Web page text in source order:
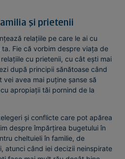
și prietenii
relațiile pe care le ai cu
Fie că vorbim despre viața de
cu prietenii, cu cât ești mai
după principii sănătoase când
avea mai puține șanse să
apropiații tăi pornind de la
și conflicte care pot apărea
despre împărțirea bugetului în
cheltuieli în familie, de
atunci când iei decizii neinspirate